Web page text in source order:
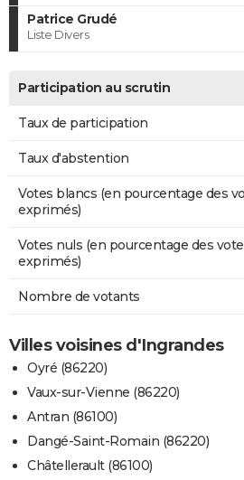
Patrice Grudé
Liste Divers
Participation au scrutin
Taux de participation
Taux d'abstention
Votes blancs (en pourcentage des
exprimés)
Votes nuls (en pourcentage des
exprimés)
Nombre de votants
Villes voisines d'Ingrandes
Oyré (86220)
Vaux-sur-Vienne (86220)
Antran (86100)
Dangé-Saint-Romain (86220)
Châtellerault (86100)